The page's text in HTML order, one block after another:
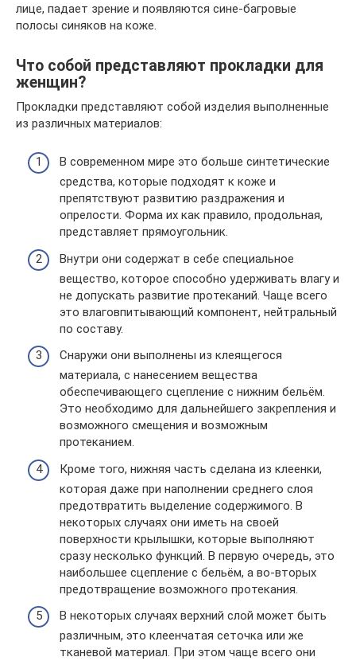
лице, падает зрение и появляются сине-багровые
полосы синяков на коже.
Что собой представляют прокладки для
женщин?
Прокладки представляют собой изделия выполненные
из различных материалов:
В современном мире это больше синтетические
средства, которые подходят к коже и
препятствуют развитию раздражения и
опрелости. Форма их как правило, продольная,
представляет прямоугольник.
Внутри они содержат в себе специальное
вещество, которое способно удерживать влагу и
не допускать развитие протеканий. Чаще всего
это влаговпитывающий компонент, нейтральный
по составу.
Снаружи они выполнены из клеящегося
материала, с нанесением вещества
обеспечивающего сцепление с нижним бельём.
Это необходимо для дальнейшего закрепления и
возможного смещения и возможным
протеканием.
Кроме того, нижняя часть сделана из клеенки,
которая даже при наполнении среднего слоя
предотвратить выделение содержимого. В
некоторых случаях они иметь на своей
поверхности крылышки, которые выполняют
сразу несколько функций. В первую очередь, это
наибольшее сцепление с бельём, а во-вторых
предотвращение возможного протекания.
В некоторых случаях верхний слой может быть
различным, это клеенчатая сеточка или же
тканевой материал. При этом чаще всего они